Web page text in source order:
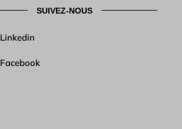
SUIVEZ-NOUS
Linkedin
Facebook